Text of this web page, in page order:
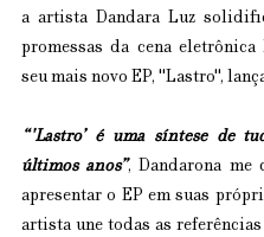
a artista Dandara Luz
promessas da cena
seu mais novo EP, "Lastro",
“'Lastro’ é uma síntese de
últimos anos”, Dandarona me
apresentar o EP em suas
artista une todas as